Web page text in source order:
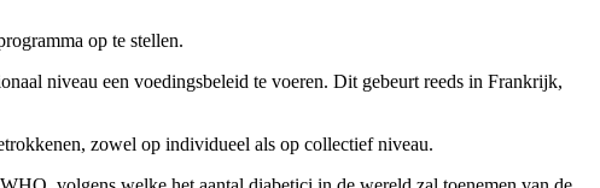
op te stellen.
niveau een voedingsbeleid te voeren. Dit gebeurt reeds in Frankrijk,
zowel op individueel als op collectief niveau.